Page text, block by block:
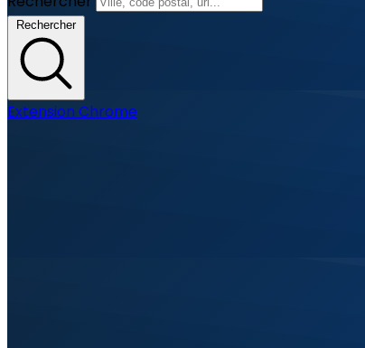
Rechercher
Extension Chrome